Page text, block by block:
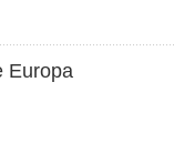
Europa